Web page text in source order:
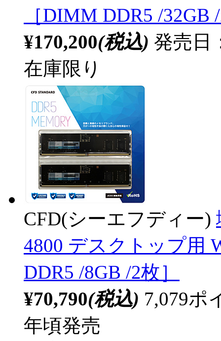
［DIMM DDR5 /32GB
¥170,200(税込) 発売日
在庫限り
CFD(シーエフディー)
4800 デスクトップ用
DDR5 /8GB /2枚］
¥70,790(税込) 7,079ポ
年頃発売